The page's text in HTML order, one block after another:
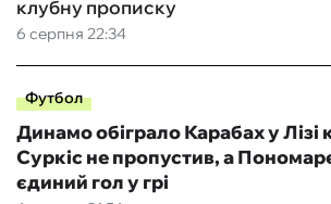
6 серпня 22:34
клубну прописку
Футбол
Динамо обіграло Карабах у Лізі
Суркіс не пропустив, а
єдиний гол у грі